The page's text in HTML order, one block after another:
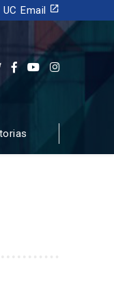
UC Email launch
ES EN